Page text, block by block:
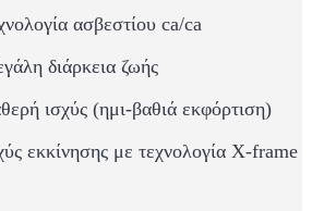
ασβεστίου ca/ca
διάρκεια ζωής
ισχύς (ημι-βαθιά εκφόρτιση)
εκκίνησης με τεχνολογία X-frame